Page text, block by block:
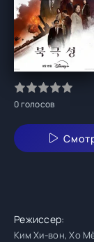
0голосов
Режиссер:
Ким Хи-вон, Хо